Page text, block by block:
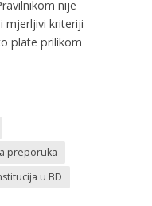
nije
mjerljivi kriteriji
plate prilikom
preporuka
u BD